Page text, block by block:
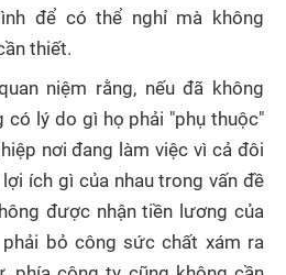
để có thể nghỉ mà không
thiết.
niệm rằng, nếu đã không
có lý do gì họ phải "phụ thuộc"
nơi đang làm việc vì cả đôi
ích gì của nhau trong vấn đề
được nhận tiền lương của
bỏ công sức chất xám ra